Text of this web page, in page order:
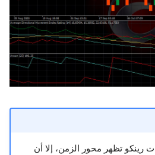
تظهر محور الزمن، إلا أن